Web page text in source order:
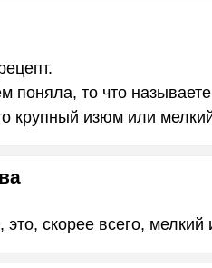
поняла, то что
крупный изюм или
скорее всего, мелкий